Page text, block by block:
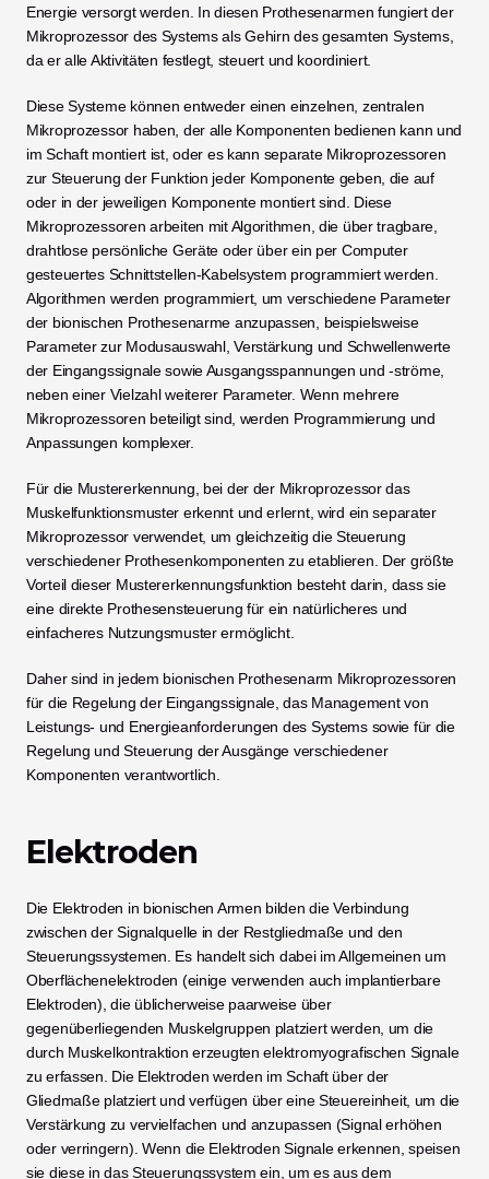
Energie versorgt werden. In diesen Prothesenarmen fungiert der
Mikroprozessor des Systems als Gehirn des gesamten Systems,
da er alle Aktivitäten festlegt, steuert und koordiniert.
Diese Systeme können entweder einen einzelnen, zentralen
Mikroprozessor haben, der alle Komponenten bedienen kann und
im Schaft montiert ist, oder es kann separate Mikroprozessoren
zur Steuerung der Funktion jeder Komponente geben, die auf
oder in der jeweiligen Komponente montiert sind. Diese
Mikroprozessoren arbeiten mit Algorithmen, die über tragbare,
drahtlose persönliche Geräte oder über ein per Computer
gesteuertes Schnittstellen-Kabelsystem programmiert werden.
Algorithmen werden programmiert, um verschiedene Parameter
der bionischen Prothesenarme anzupassen, beispielsweise
Parameter zur Modusauswahl, Verstärkung und Schwellenwerte
der Eingangssignale sowie Ausgangsspannungen und -ströme,
neben einer Vielzahl weiterer Parameter. Wenn mehrere
Mikroprozessoren beteiligt sind, werden Programmierung und
Anpassungen komplexer.
Für die Mustererkennung, bei der der Mikroprozessor das
Muskelfunktionsmuster erkennt und erlernt, wird ein separater
Mikroprozessor verwendet, um gleichzeitig die Steuerung
verschiedener Prothesenkomponenten zu etablieren. Der größte
Vorteil dieser Mustererkennungsfunktion besteht darin, dass sie
eine direkte Prothesensteuerung für ein natürlicheres und
einfacheres Nutzungsmuster ermöglicht.
Daher sind in jedem bionischen Prothesenarm Mikroprozessoren
für die Regelung der Eingangssignale, das Management von
Leistungs- und Energieanforderungen des Systems sowie für die
Regelung und Steuerung der Ausgänge verschiedener
Komponenten verantwortlich.
Elektroden
Die Elektroden in bionischen Armen bilden die Verbindung
zwischen der Signalquelle in der Restgliedmaße und den
Steuerungssystemen. Es handelt sich dabei im Allgemeinen um
Oberflächenelektroden (einige verwenden auch implantierbare
Elektroden), die üblicherweise paarweise über
gegenüberliegenden Muskelgruppen platziert werden, um die
durch Muskelkontraktion erzeugten elektromyografischen Signale
zu erfassen. Die Elektroden werden im Schaft über der
Gliedmaße platziert und verfügen über eine Steuereinheit, um die
Verstärkung zu vervielfachen und anzupassen (Signal erhöhen
oder verringern). Wenn die Elektroden Signale erkennen, speisen
sie diese in das Steuerungssystem ein, um es aus dem